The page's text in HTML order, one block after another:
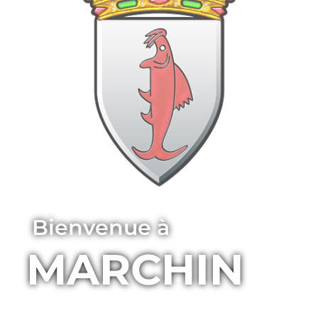
Bienvenue à
MARCHIN